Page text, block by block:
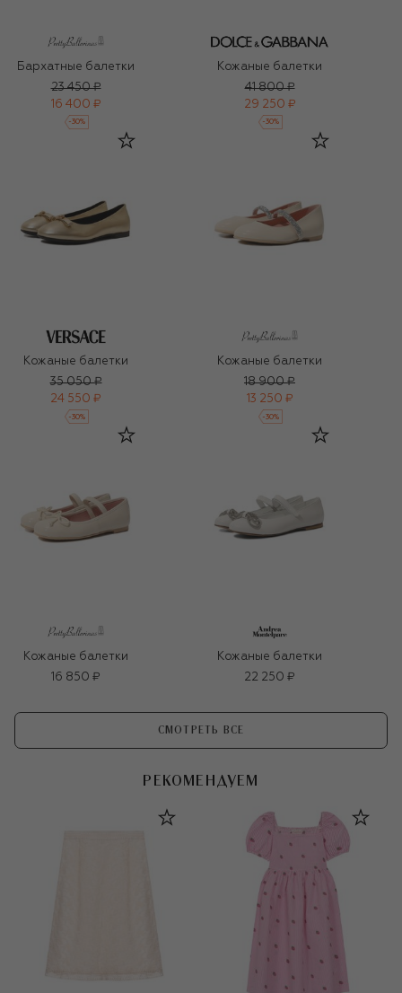
Бархатные балетки
23 450 ₽
16 400 ₽
-30%
Кожаные балетки
41 800 ₽
29 250 ₽
-30%
Кожаные балетки
35 050 ₽
24 550 ₽
-30%
Кожаные балетки
18 900 ₽
13 250 ₽
-30%
Кожаные балетки
16 850 ₽
Кожаные балетки
22 250 ₽
СМОТРЕТЬ ВСЕ
РЕКОМЕНДУЕМ